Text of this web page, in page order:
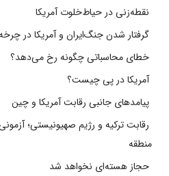
نقطه‌زنی در حیاط‌خلوت آمریکا
گرفتار شدن جنگ‌ایران و آمریکا در
خطای محاسباتی چگونه رخ می‌دهد؟
آمریکا در پی چیست؟
پیامدهای جانبی رقابت آمریکا و چین
رقابت ترکیه و رژیم صهیونیستی؛
منطقه
حجاز هسته‌ای نخواهد شد